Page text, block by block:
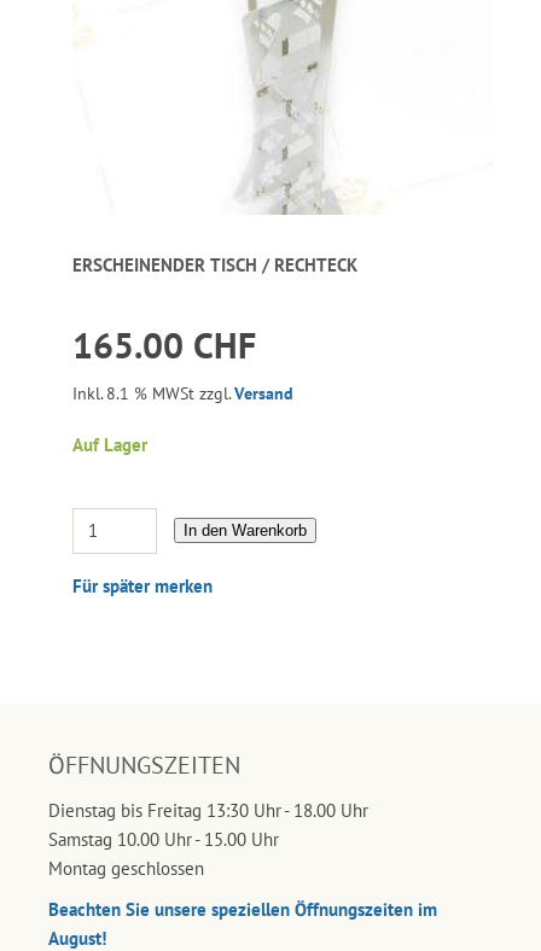
ERSCHEINENDER TISCH / RECHTECK
165.00 CHF
Inkl. 8.1 % MWSt zzgl.Versand
Auf Lager
In den Warenkorb
Für später merken
ÖFFNUNGSZEITEN
Dienstag bis Freitag 13:30 Uhr - 18.00 Uhr
Samstag 10.00 Uhr - 15.00 Uhr
Montag geschlossen
Beachten Sie unsere speziellen Öffnungszeiten im
August!